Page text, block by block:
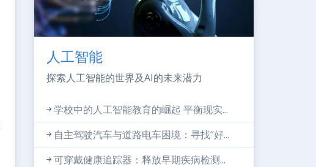
人工智能
探索人工智能的世界及AI的未来潜力
学校中的人工智能教育的崛起 平衡现实...
自主驾驶汽车与道路电车困境：寻找“好...
可穿戴健康追踪器：释放早期疾病检测...